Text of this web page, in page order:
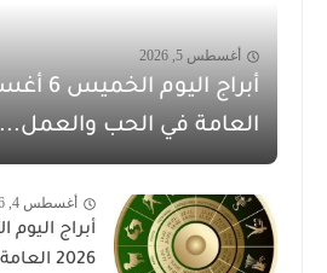
أغسطس 5, 2026
العامة في الحب والعمل...
أغسطس 4, 2026
2026 العامة في الحب والعمل...